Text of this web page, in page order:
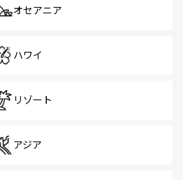
オセアニア
ハワイ
リゾート
アジア